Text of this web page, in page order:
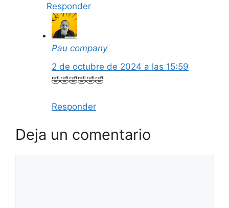
Responder
Pau company
2 de octubre de 2024 a las 15:59
🤣🤣🤣🤣🤣🤣
Responder
Deja un comentario